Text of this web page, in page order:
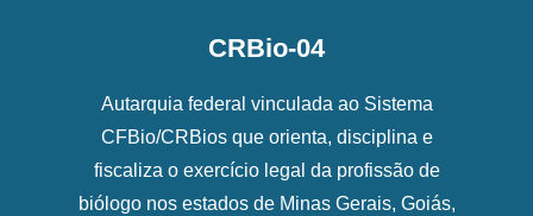
CRBio-04
Autarquia federal vinculada ao Sistema
CFBio/CRBios que orienta, disciplina e
fiscaliza o exercício legal da profissão de
biólogo nos estados de Minas Gerais, Goiás,